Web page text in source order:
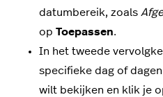
datumbereik, zoals
op Toepassen.
In het tweede
specifieke dag of
wilt bekijken en klik je